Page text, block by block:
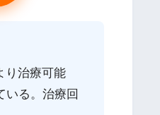
り治療可能
いる。治療回